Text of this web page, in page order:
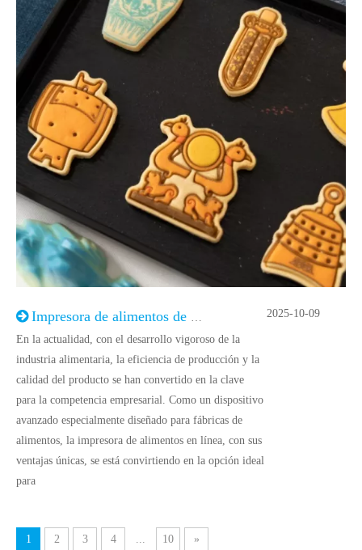
Impresora de alimentos de alta velocidad: una excelente opción para las fábricas de alimentos
En la actualidad, con el desarrollo vigoroso de la
industria alimentaria, la eficiencia de producción y la
calidad del producto se han convertido en la clave
para la competencia empresarial. Como un dispositivo
avanzado especialmente diseñado para fábricas de
alimentos, la impresora de alimentos en línea, con sus
ventajas únicas, se está convirtiendo en la opción ideal
para
2025-10-09
1 2 3 4 10 »